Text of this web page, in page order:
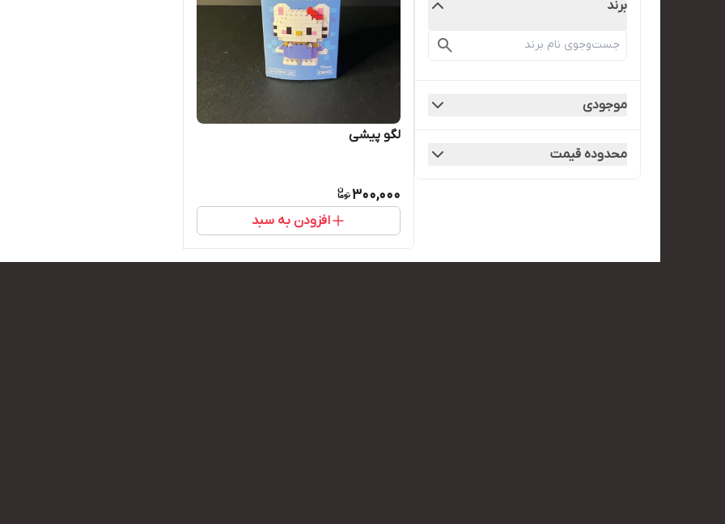
برند
موجودی
محدوده قیمت
لگو پیشی
300,000
افزودن به سبد